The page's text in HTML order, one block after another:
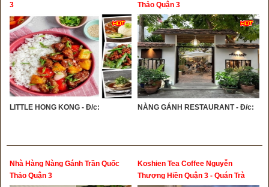
3
LITTLE HONG KONG - Đ/c:
Thảo Quận 3
NÀNG GÁNH RESTAURANT - Đ/c:
Nhà Hàng Nàng Gánh Trần Quốc
Thảo Quận 3
Koshien Tea Coffee Nguyễn
Thượng Hiền Quận 3 - Quán Trà